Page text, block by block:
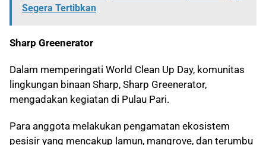
Segera Tertibkan
Sharp Greenerator
Dalam memperingati World Clean Up Day, komunitas
lingkungan binaan Sharp, Sharp Greenerator,
mengadakan kegiatan di Pulau Pari.
Para anggota melakukan pengamatan ekosistem
pesisir yang mencakup lamun, mangrove, dan terumbu